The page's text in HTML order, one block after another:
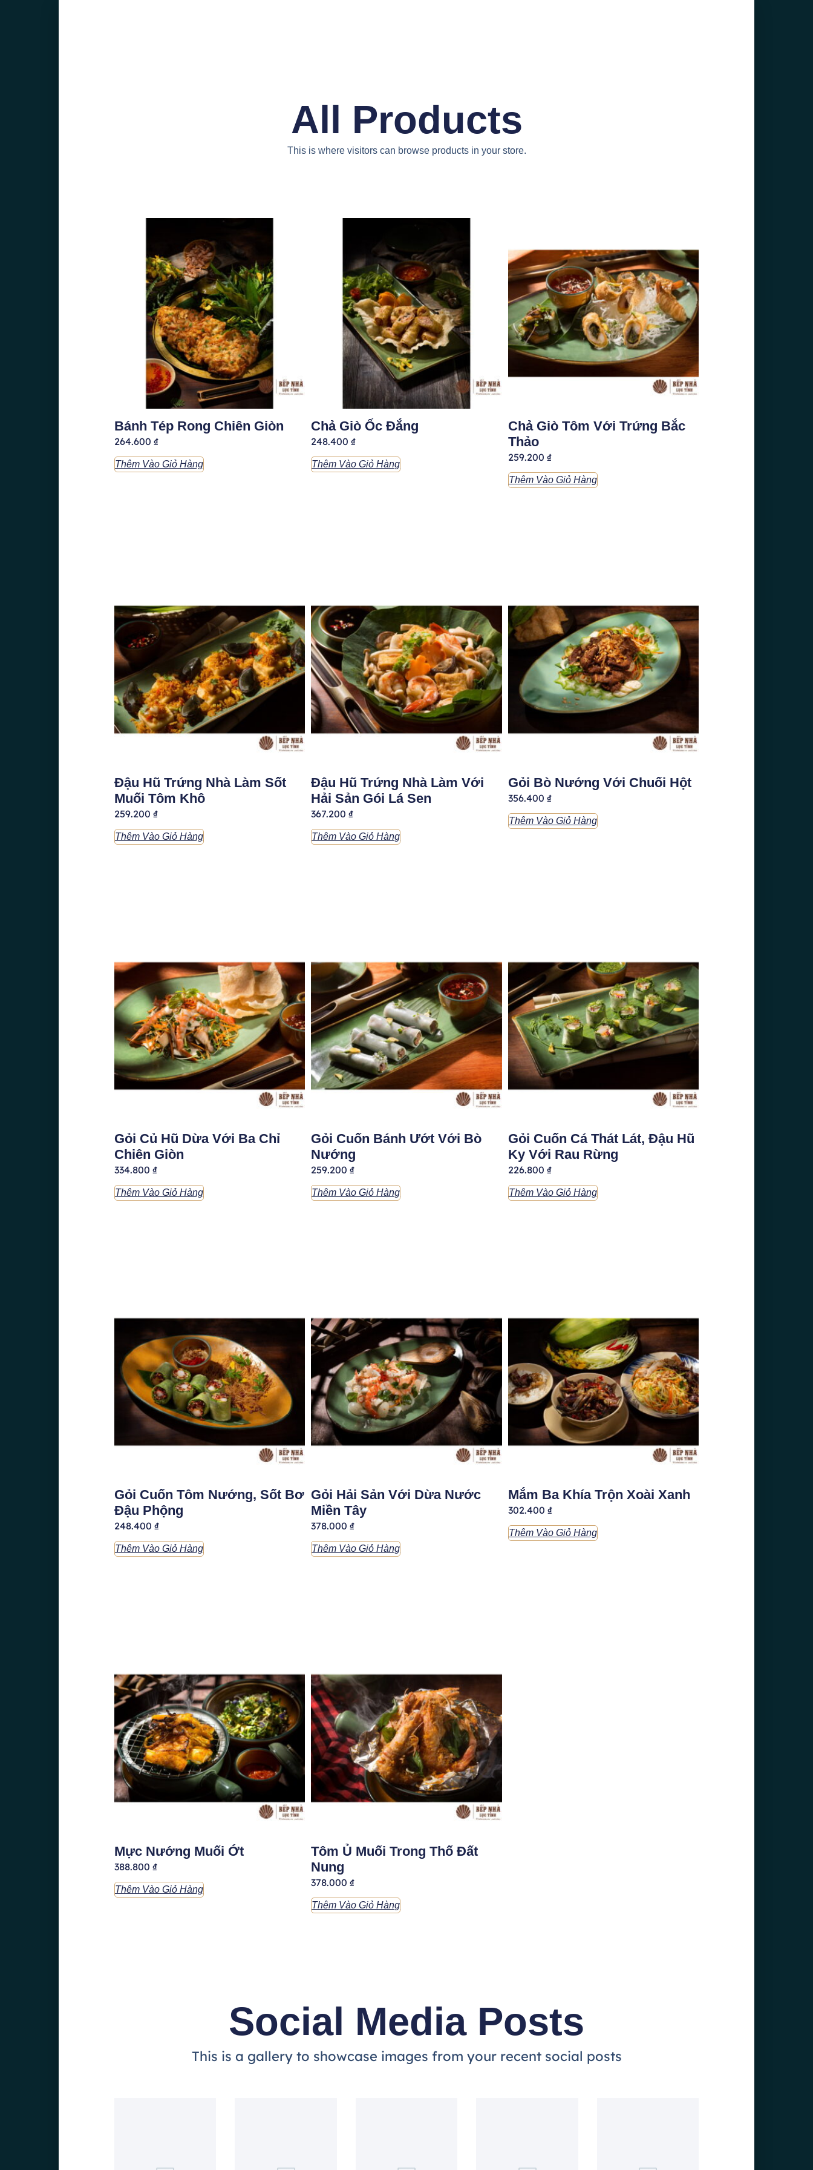
All Products
This is where visitors can browse products in your store.
Bánh Tép Rong Chiên Giòn
264.600 ₫
Thêm Vào Giỏ Hàng
Chả Giò Ốc Đắng
248.400₫
Thêm Vào Giỏ Hàng
Chả Giò Tôm Với Trứng Bắc
Thảo
259.200 ₫
Thêm Vào Giỏ Hàng
Đậu Hũ Trứng Nhà Làm Sốt
Muối Tôm Khô
259.200 ₫
Thêm Vào Giỏ Hàng
Đậu Hũ Trứng Nhà Làm Với
Hải Sản Gói Lá Sen
367.200₫
Thêm Vào Giỏ Hàng
Gỏi Bò Nướng Với Chuối Hột
356.400 ₫
Thêm Vào Giỏ Hàng
Gỏi Củ Hũ Dừa Với Ba Chỉ
Chiên Giòn
334.800 ₫
Thêm Vào Giỏ Hàng
Gỏi Cuốn Bánh Ướt Với Bò
Nướng
259.200₫
Thêm Vào Giỏ Hàng
Gỏi Cuốn Cá Thát Lát, Đậu Hũ
Ky Với Rau Rừng
226.800 ₫
Thêm Vào Giỏ Hàng
Gỏi Cuốn Tôm Nướng, Sốt Bơ
Đậu Phộng
248.400 ₫
Thêm Vào Giỏ Hàng
Gỏi Hải Sản Với Dừa Nước
Miền Tây
378.000₫
Thêm Vào Giỏ Hàng
Mắm Ba Khía Trộn Xoài Xanh
302.400 ₫
Thêm Vào Giỏ Hàng
Mực Nướng Muối Ớt
388.800 ₫
Thêm Vào Giỏ Hàng
Tôm Ủ Muối Trong Thố Đất
Nung
378.000₫
Thêm Vào Giỏ Hàng
Social Media Posts
This is a gallery to showcase images from your recent social posts